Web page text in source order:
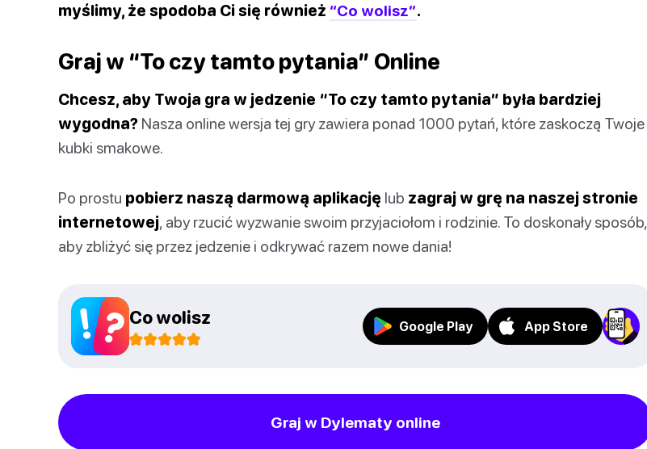
myślimy, że spodoba Ci się również “Co wolisz”.
Graj w “To czy tamto pytania” Online
Chcesz, aby Twoja gra w jedzenie “To czy tamto pytania” była bardziej
wygodna? Nasza online wersja tej gry zawiera ponad 1000 pytań, które zaskoczą Twoje
kubki smakowe.
Po prostu pobierz naszą darmową aplikację lub zagraj w grę na naszej stronie
internetowej, aby rzucić wyzwanie swoim przyjaciołom i rodzinie. To doskonały sposób,
aby zbliżyć się przez jedzenie i odkrywać razem nowe dania!
Co wolisz Google Play App Store
Graj w Dylematy online